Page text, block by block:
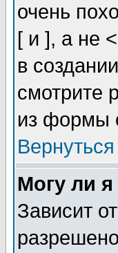
очень
[ и ], а не
в
смотрите
из формы
Могу ли я
Зависит